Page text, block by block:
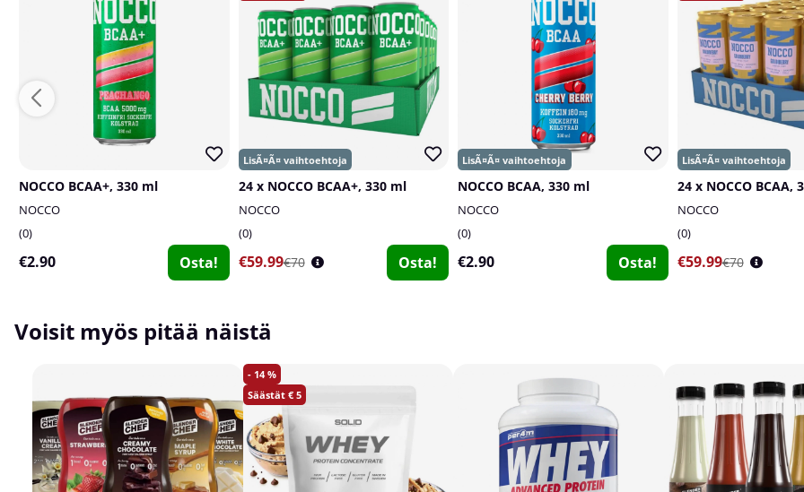
NOCCO BCAA+, 330 ml
NOCCO
0
€2.90 Osta!
24 x NOCCO BCAA+, 330 ml
NOCCO
0
€59.99€70 Osta!
NOCCO BCAA, 330 ml
NOCCO
0
€2.90 Osta!
24 x NOCCO BCAA,
NOCCO
0
€59.99€70
Voisit myös pitää näistä
14
5